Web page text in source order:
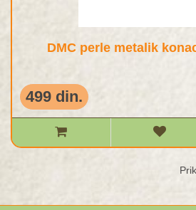
DMC perle metalik
499 din.